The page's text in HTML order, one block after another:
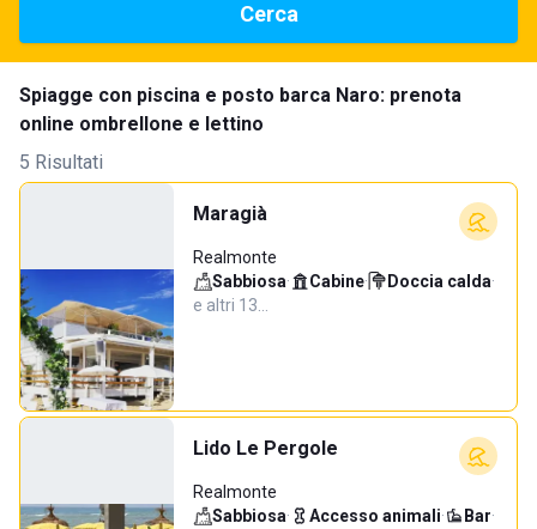
Cerca
Spiagge con piscina e posto barca Naro: prenota
online ombrellone e lettino
5 Risultati
Maragià
Realmonte
Sabbiosa· Cabine· Doccia calda·
e altri 13…
Lido Le Pergole
Realmonte
Sabbiosa· Accesso animali· Bar·